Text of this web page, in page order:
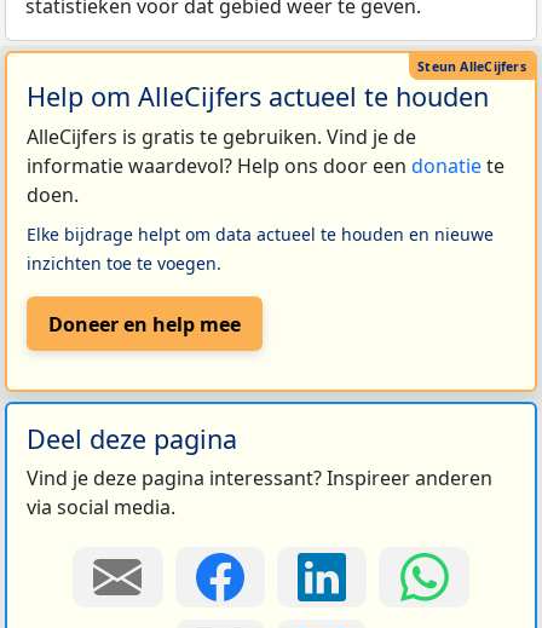
statistieken voor dat gebied weer te geven.
Help om AlleCijfers actueel te houden
AlleCijfers is gratis te gebruiken. Vind je de
informatie waardevol? Help ons door een donatiete
doen.
Elke bijdrage helpt om data actueel te houden en nieuwe
inzichten toe te voegen.
Doneer en help mee
Deel deze pagina
Vind je deze pagina interessant? Inspireer anderen
via social media.